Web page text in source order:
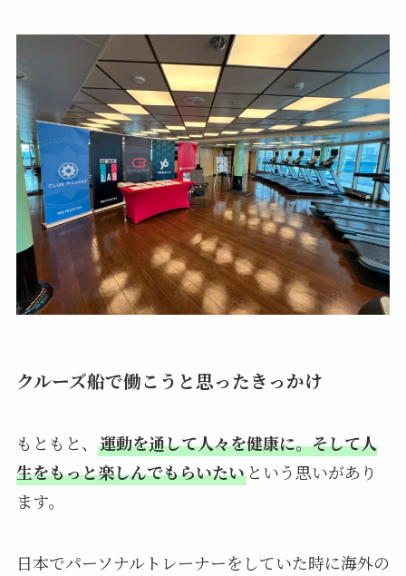
クルーズ船で働こうと思ったきっかけ
もともと、 運動を通して人々を健康に。そして人
生をもっと楽しんでもらいたいという思いがあり
ます。
日本でパーソナルトレーナーをしていた時に海外の